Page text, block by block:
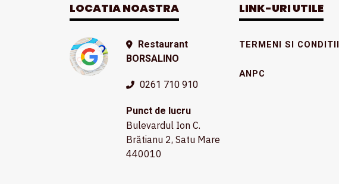
LOCATIA NOASTRA
Restaurant
BORSALINO
0261 710 910
Punct de lucru
Bulevardul Ion C.
Brătianu 2, Satu Mare
440010
LINK-URI UTILE
TERMENI SI CONDITII
ANPC